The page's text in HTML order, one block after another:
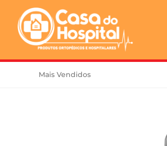
Mais Vendidos